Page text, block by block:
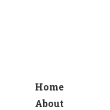
Home
About